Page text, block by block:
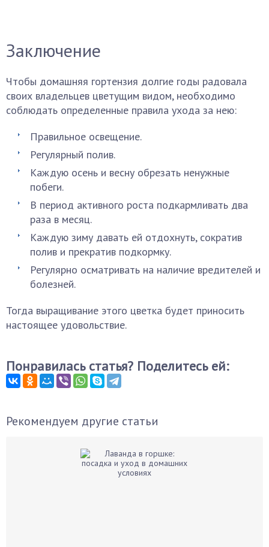
Заключение
Чтобы домашняя гортензия долгие годы радовала
своих владельцев цветущим видом, необходимо
соблюдать определенные правила ухода за нею:
Правильное освещение.
Регулярный полив.
Каждую осень и весну обрезать ненужные
побеги.
В период активного роста подкармливать два
раза в месяц.
Каждую зиму давать ей отдохнуть, сократив
полив и прекратив подкормку.
Регулярно осматривать на наличие вредителей и
болезней.
Тогда выращивание этого цветка будет приносить
настоящее удовольствие.
Понравилась статья? Поделитесь ей:
Рекомендуем другие статьи